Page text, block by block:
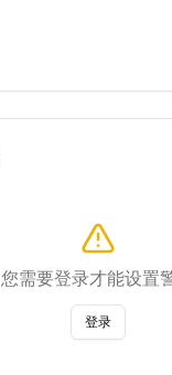
您需要登录才能设置
登录